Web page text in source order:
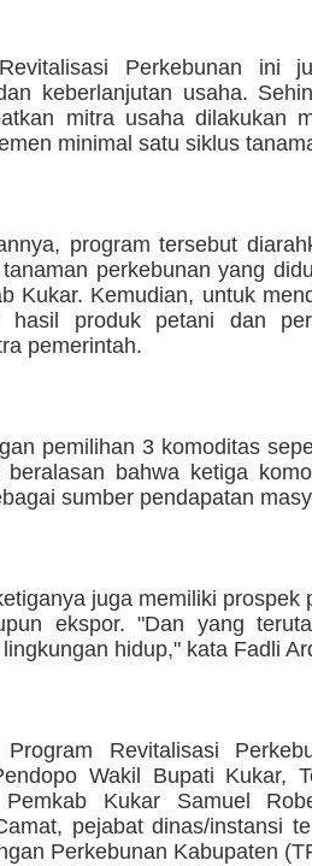
Perkebunan ini
keberlanjutan usaha.
mitra usaha dilakukan
minimal satu siklus
program tersebut
perkebunan yang
Kukar. Kemudian, untuk
hasil produk petani dan
pemerintah.
pemilihan 3 komoditas
beralasan bahwa ketiga
sumber pendapatan
juga memiliki prospek
ekspor. "Dan yang
hidup," kata Fadli
Program Revitalisasi
Wakil Bupati Kukar,
Kukar Samuel
pejabat dinas/instansi
Perkebunan Kabupaten